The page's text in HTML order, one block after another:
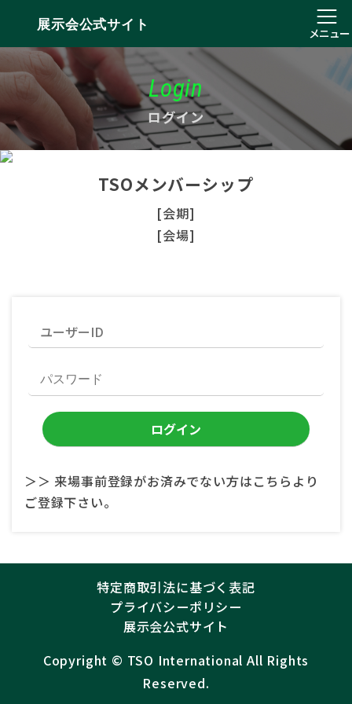
展示会公式サイト
メニュー
Login
ログイン
TSOメンバーシップ
[会期]
[会場]
＞＞ 来場事前登録がお済みでない方はこちらより
ご登録下さい。
特定商取引法に基づく表記
プライバシーポリシー
展示会公式サイト
Copyright ©︎ TSO International All Rights
Reserved.